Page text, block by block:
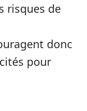
risques de
donc
pour